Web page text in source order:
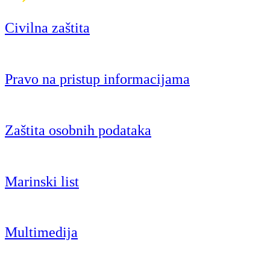
Civilna zaštita
Pravo na pristup informacijama
Zaštita osobnih podataka
Marinski list
Multimedija